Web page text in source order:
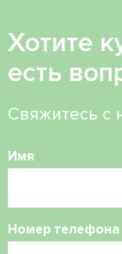
Хотите
есть
Свяжитесь с
Имя
Номер телефона